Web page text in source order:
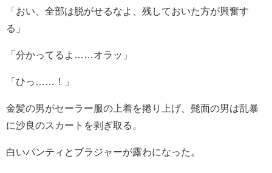
「おい、全部は脱がせるなよ、残しておいた方が興奮す
る」
「分かってるよ……オラッ」
「ひっ……！」
金髪の男がセーラー服の上着を捲り上げ、髭面の男は乱暴
に沙良のスカートを剥ぎ取る。
白いパンティとブラジャーが露わになった。